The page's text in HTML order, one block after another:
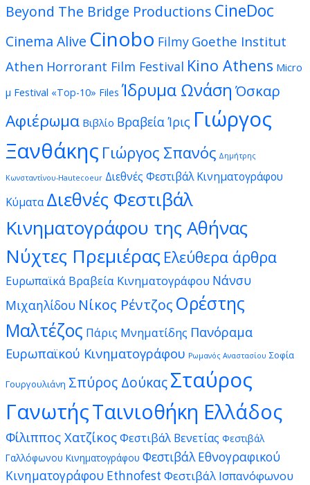
Beyond The Bridge Productions CineDoc
Cinema Alive Cinobo Filmy Goethe Institut
Athen Horrorant Film Festival Kino Athens Micro
μ Festival «Top-10» Files Ίδρυμα Ωνάση Όσκαρ
Αφιέρωμα Βιβλίο Βραβεία Ίρις Γιώργος
Ξανθάκης Γιώργος Σπανός Δημήτρης
Κωνσταντίνου-Hautecoeur Διεθνές Φεστιβάλ Κινηματογράφου
Κύματα Διεθνές Φεστιβάλ
Κινηματογράφου της Αθήνας
Νύχτες Πρεμιέρας Ελεύθερα άρθρα
Ευρωπαϊκά Βραβεία Κινηματογράφου Νάνσυ
Μιχαηλίδου Νίκος Ρέντζος Ορέστης
Μαλτέζος Πάρις Μνηματίδης Πανόραμα
Ευρωπαϊκού Κινηματογράφου Ρωμανός Αναστασίου Σοφία
Γουργουλιάνη Σπύρος ΔούκαςΣταύρος
ΓανωτήςΤαινιοθήκη Ελλάδος
Φίλιππος ΧατζίκοςΦεστιβάλ Βενετίας Φεστιβάλ
Γαλλόφωνου Κινηματογράφου Φεστιβάλ Εθνογραφικού
Κινηματογράφου Ethnofest Φεστιβάλ Ισπανόφωνου